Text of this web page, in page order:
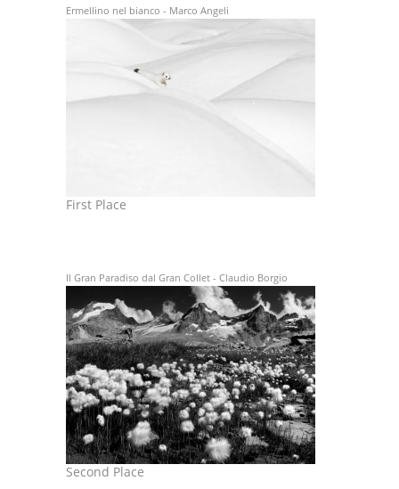
Ermellino nel bianco - Marco Angeli
First Place
Il Gran Paradiso dal Gran Collet - Claudio Borgio
Second Place